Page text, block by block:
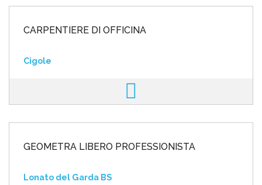
CARPENTIERE DI OFFICINA
Cigole
GEOMETRA LIBERO PROFESSIONISTA
Lonato del Garda BS